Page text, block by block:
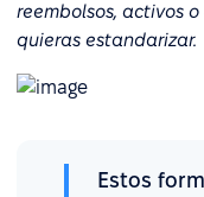
reembolsos, activos
quieras estandarizar.
Estos